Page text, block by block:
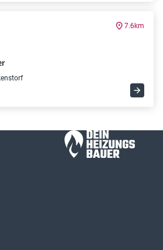
7.6km